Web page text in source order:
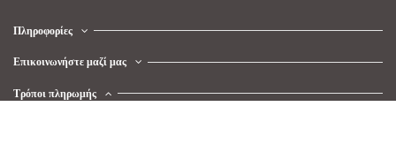
Πληροφορίες
Επικοινωνήστε μαζί μας
Τρόποι πληρωμής